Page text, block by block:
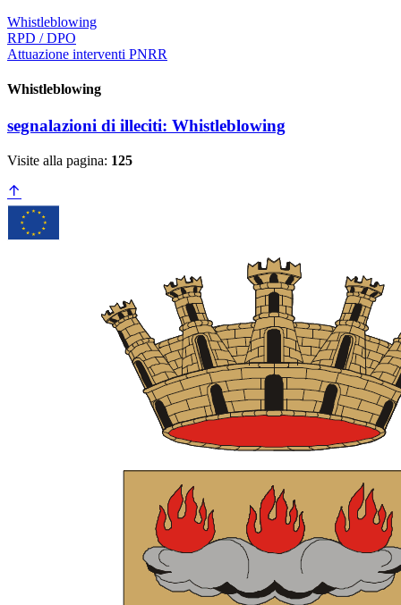
Whistleblowing
RPD / DPO
Attuazione interventi PNRR
Whistleblowing
segnalazioni di illeciti: Whistleblowing
Visite alla pagina: 125